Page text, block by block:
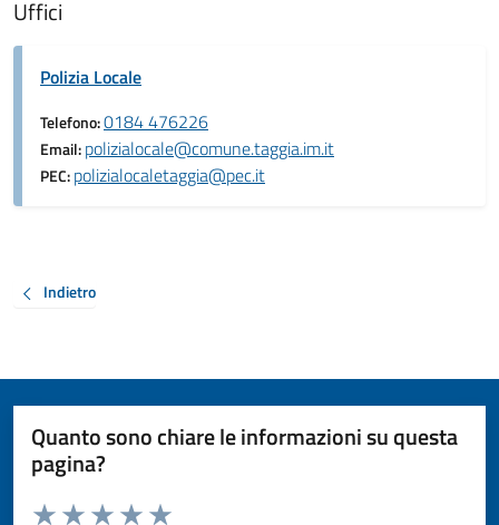
Uffici
Polizia Locale
Telefono:0184 476226
Email:polizialocale@comune.taggia.im.it
PEC:polizialocaletaggia@pec.it
Indietro
Quanto sono chiare le informazioni su questa
pagina?
Valuta da 1 a 5 stelle la pagina